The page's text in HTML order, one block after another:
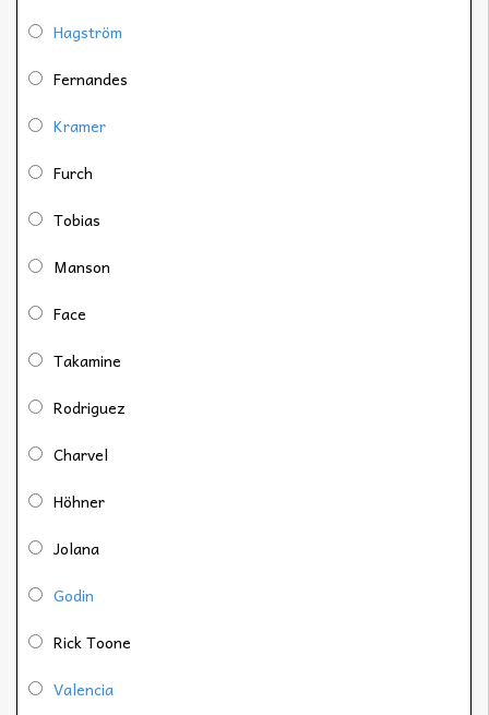
Hagström
Fernandes
Kramer
Furch
Tobias
Manson
Face
Takamine
Rodriguez
Charvel
Höhner
Jolana
Godin
Rick Toone
Valencia